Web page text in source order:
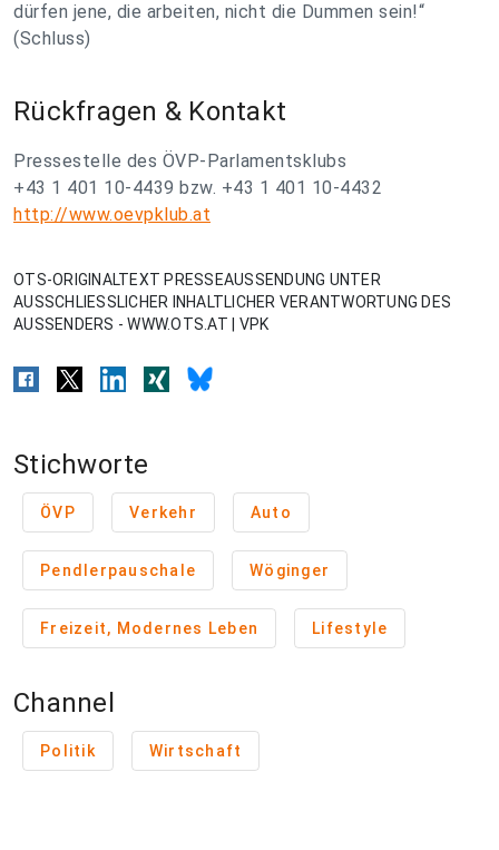
dürfen jene, die arbeiten, nicht die Dummen sein!“
(Schluss)
Rückfragen & Kontakt
Pressestelle des ÖVP-Parlamentsklubs
+43 1 401 10-4439 bzw. +43 1 401 10-4432
http://www.oevpklub.at
OTS-ORIGINALTEXT PRESSEAUSSENDUNG UNTER
AUSSCHLIESSLICHER INHALTLICHER VERANTWORTUNG DES
AUSSENDERS - WWW.OTS.AT | VPK
Stichworte
ÖVP Verkehr Auto
Pendlerpauschale Wöginger
Freizeit, Modernes Leben Lifestyle
Channel
Politik Wirtschaft